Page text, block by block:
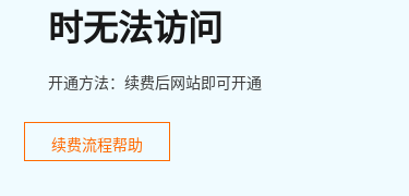
时无法访问
开通方法：续费后网站即可开通
续费流程帮助